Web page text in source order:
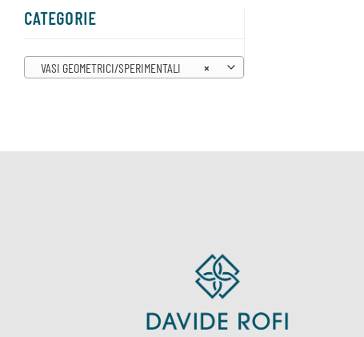
CATEGORIE
×
VASI GEOMETRICI/SPERIMENTALI